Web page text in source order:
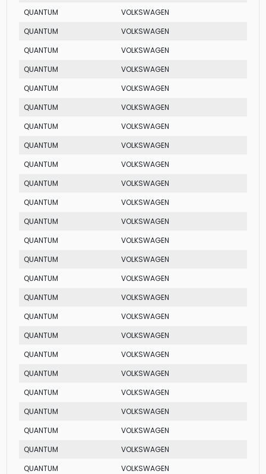
QUANTUM
VOLKSWAGEN
QUANTUM
VOLKSWAGEN
QUANTUM
VOLKSWAGEN
QUANTUM
VOLKSWAGEN
QUANTUM
VOLKSWAGEN
QUANTUM
VOLKSWAGEN
QUANTUM
VOLKSWAGEN
QUANTUM
VOLKSWAGEN
QUANTUM
VOLKSWAGEN
QUANTUM
VOLKSWAGEN
QUANTUM
VOLKSWAGEN
QUANTUM
VOLKSWAGEN
QUANTUM
VOLKSWAGEN
QUANTUM
VOLKSWAGEN
QUANTUM
VOLKSWAGEN
QUANTUM
VOLKSWAGEN
QUANTUM
VOLKSWAGEN
QUANTUM
VOLKSWAGEN
QUANTUM
VOLKSWAGEN
QUANTUM
VOLKSWAGEN
QUANTUM
VOLKSWAGEN
QUANTUM
VOLKSWAGEN
QUANTUM
VOLKSWAGEN
QUANTUM
VOLKSWAGEN
QUANTUM
VOLKSWAGEN